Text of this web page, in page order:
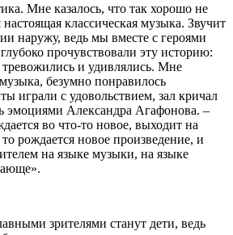
Мне казалось, что так хорошо не
настоящая классическая музыка. Звучит
наружу, ведь мы вместе с героями
прочувствовали эту историю:
тревожились и удивлялись. Мне
безумно понравилось
играли с удовольствием, зал кричал
эмоциями Александра Агафонова. –
во что-то новое, выходит на
рождается новое произведение, и
на языке музыки, на языке
зрителями станут дети, ведь